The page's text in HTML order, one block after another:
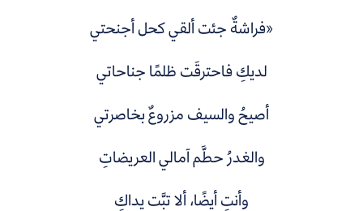
«فراشةٌ جئت ألقي كحل أجنحتي
لديكِ فاحترقَت ظلمًا جناحاتي
أصيحُ والسيف مزروعٌ بخاصرتي
والغدرُ حطَّم آمالي العريضاتِ
وأنتِ أيضًا، ألا تبَّت يداكِ